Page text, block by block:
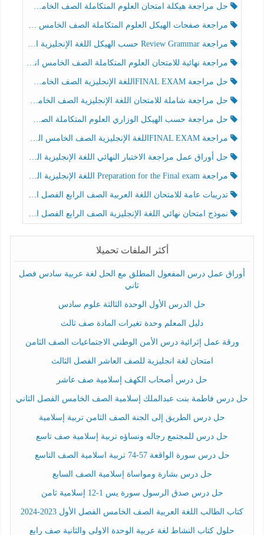
حل مراجعة هيكلة امتحان العلوم المتكاملة الصف الخامس عام الفصل الثالث
مراجعة صفحات الهيكل العلوم المتكاملة الصف الخامس انسبير الفصل الثالث
مراجعة Review Grammar حسب الهيكل اللغة الإنجليزية الصف الخامس الفصل الثالث
مراجعة نهائية للامتحان العلوم المتكاملة الصف الخامس انسبير الفصل الثالث
حل مراجعة FINAL EXAMاللغة الإنجليزية الصف الخامس الفصل الثالث
حل مراجعة شاملة للامتحان اللغة الإنجليزية الصف الخامس الفصل الثالث
حل مراجعة حسب الهيكل الوزاري العلوم المتكاملة الصف الخامس عام الفصل الثالث
مراجعة FINAL EXAMاللغة الإنجليزية الصف الخامس الفصل الثالث
حل أوراق عمل مراجعة الاختبار النهائي اللغة الإنجليزية الصف الرابع الفصل الثالث
مراجعة Preparation for the Final exam اللغة الإنجليزية الصف الرابع الفصل الثالث
تدريبات عامة للامتحان اللغة العربية الصف الرابع الفصل الثالث
نموذج امتحان نهائي اللغة الإنجليزية الصف الرابع الفصل الثالث
أكثر الملفات تحميلا
أوراق عمل درس المفعول المطلق مع الحل لغة عربية سادس فصل
ثاني
حل الدرس الأول الوحدة الثالثة علوم سادس
دليل المعلم وحدة تغيرات المادة صف ثالث
ورقة عمل إثرائية درس الأمن الوطني الاجتماعيات الصف الثامن
امتحان لغة انجليزية للصف العاشر الفصل الثالث
حل درس أصحاب الكهف إسلامية صف عاشر
حل درس فاطمة بنت عبدالملك إسلامية الصف الخامس الفصل الثاني
حل درس الطريق إلى الجنة الصف الثامن تربية إسلامية
حل درس للمجتمع رجاله ونساؤه تربية إسلامية صف تاسع
حل درس سورة الواقعة 57-74 تربية اسلامية الصف التاسع
حل درس بشارة ومواساة إسلامية الصف السابع
حل درس صدق الرسول سورة يس 1-12 إسلامية ثامن
كتاب الطالب اللغة العربية الصف الخامس الفصل الأول 2023-2024
حلول كتاب النشاط لغة عربية الوحدة الاولى والثانية صف رابع